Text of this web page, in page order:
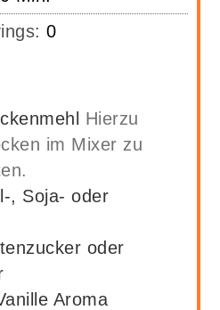
0
Hierzu
im Mixer zu
, Soja- oder
oder
Aroma